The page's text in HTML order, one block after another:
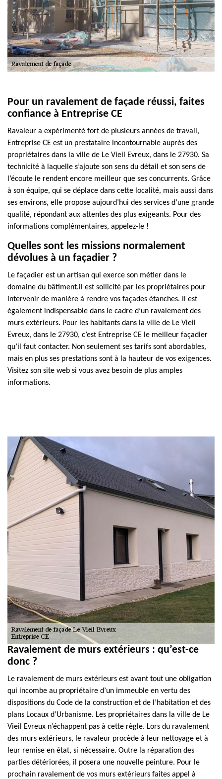
Pour un ravalement de façade réussi, faites
confiance à Entreprise CE
Ravaleur a expérimenté fort de plusieurs années de travail,
Entreprise CE est un prestataire incontournable auprès des
propriétaires dans la ville de Le Vieil Evreux, dans le 27930. Sa
technicité à laquelle s’ajoute son sens du détail et son sens de
l’écoute le rendent encore meilleur que ses concurrents. Grâce
à son équipe, qui se déplace dans cette localité, mais aussi dans
ses environs, elle propose aujourd’hui des services d’une grande
qualité, répondant aux attentes des plus exigeants. Pour des
informations complémentaires, appelez-le !
Quelles sont les missions normalement
dévolues à un façadier ?
Le façadier est un artisan qui exerce son métier dans le
domaine du bâtiment.il est sollicité par les propriétaires pour
intervenir de manière à rendre vos façades étanches. Il est
également indispensable dans le cadre d’un ravalement des
murs extérieurs. Pour les habitants dans la ville de Le Vieil
Evreux, dans le 27930, c’est Entreprise CE le meilleur façadier
qu’il faut contacter. Non seulement ses tarifs sont abordables,
mais en plus ses prestations sont à la hauteur de vos exigences.
Visitez son site web si vous avez besoin de plus amples
informations.
Ravalement de murs extérieurs : qu’est-ce
donc ?
Le ravalement de murs extérieurs est avant tout une obligation
qui incombe au propriétaire d’un immeuble en vertu des
dispositions du Code de la construction et de l’habitation et des
plans Locaux d’Urbanisme. Les propriétaires dans la ville de Le
Vieil Evreux n’échappent pas à cette règle. Lors du ravalement
des murs extérieurs, le ravaleur procède à leur nettoyage et à
leur remise en état, si nécessaire. Outre la réparation des
parties détériorées, il posera une nouvelle peinture. Pour le
prochain ravalement de vos murs extérieurs faites appel à